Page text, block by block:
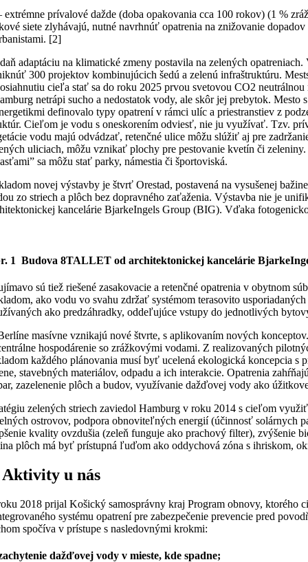
extrémne prívalové dažde (doba opakovania cca 100 rokov) (1 %
siete zlyhávajú, nutné navrhnúť opatrenia na znižovanie
[2]
adaptáciu na klimatické zmeny postavila na zelených
300 projektov kombinujúcich šedú a zelenú infraštruktúru.
cieľa stať sa do roku 2025 prvou svetovou CO2
netrápi sucho a nedostatok vody, ale skôr jej prebytok. Mesto
definovalo typy opatrení v rámci ulíc a priestranstiev z
Cieľom je vodu s oneskorením odviesť, nie ju využívať. Tzv.
vodu majú odvádzať, retenčné ulice môžu slúžiť aj pre
uliciach, môžu vznikať plochy pre pestovanie kvetín či
sa môžu stať parky, námestia či športoviská.
novej výstavby je štvrť Orestad, postavená na vysušenej
zo striech a plôch bez dopravného zaťaženia. Výstavba nie je
kancelárie BjarkeIngels Group (BIG). Vďaka
1 Budova 8TALLET od architektonickej kancelárie
sú tiež riešené zasakovacie a retenčné opatrenia v obytnom
ako vodu vo svahu zdržať systémom terasovito usporiadaných
ako predzáhradky, oddeľujúce vstupy do jednotlivých
masívne vznikajú nové štvrte, s aplikovaním nových
hospodárenie so zrážkovými vodami. Z realizovaných
každého plánovania musí byť ucelená ekologická koncepcia s
stavebných materiálov, odpadu a ich interakcie. Opatrenia
zazelenenie plôch a budov, využívanie dažďovej vody ako
zelených striech zaviedol Hamburg v roku 2014 s cieľom
ostrovov, podpora obnoviteľných energií (účinnosť solárnych
kvality ovzdušia (zeleň funguje ako prachový filter), zvýšenie
plôch má byť prístupná ľuďom ako oddychová zóna s ihriskom,
Aktivity u nás
2018 prijal Košický samosprávny kraj Program obnovy,
systému opatrení pre zabezpečenie prevencie pred
spočíva v prístupe s nasledovnými krokmi:
dažďovej vody v mieste, kde spadne;